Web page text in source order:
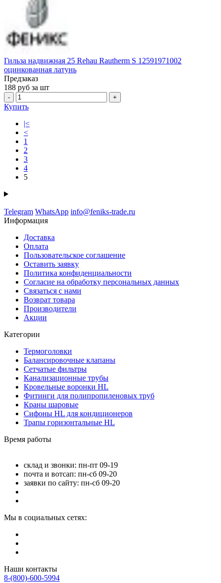
Гильза надвижная 25 Rehau Rautherm S 12591971002
оцинкованная латунь
Предзаказ
188 руб за шт
- +
Купить
|<
<
1
2
3
4
5
Telegram WhatsApp info@feniks-trade.ru
Информация
Доставка
Оплата
Пользовательское соглашение
Оставить заявку
Политика конфиденциальности
Согласие на обработку персональных данных
Связаться с нами
Возврат товара
Производители
Акции
Категории
Термоголовки
Балансировочные клапаны
Сетчатые фильтры
Канализационные трубы
Кровельные воронки HL
Фитинги для полипропиленовых труб
Краны шаровые
Сифоны HL для кондиционеров
Трапы горизонтальные HL
Время работы
склад и звонки: пн-пт 09-19
почта и вотсап: пн-сб 09-20
заявки по сайту: пн-сб 09-20
Мы в социальных сетях:
Наши контакты
8-(800)-600-5994